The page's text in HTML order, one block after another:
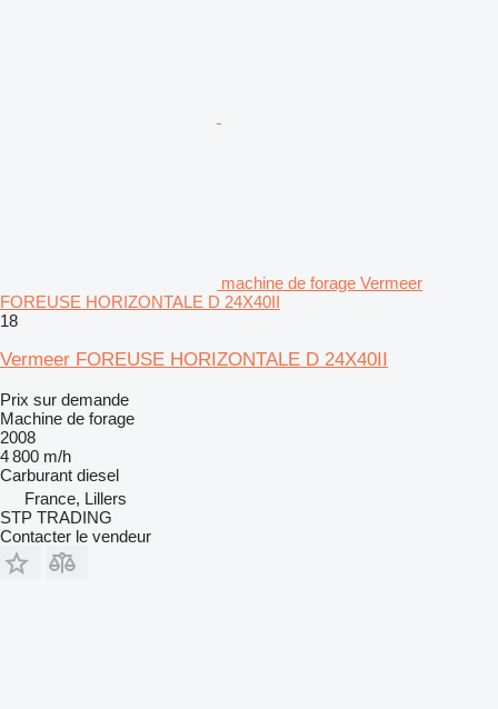
machine de forage Vermeer
FOREUSE HORIZONTALE D 24X40II
18
Vermeer FOREUSE HORIZONTALE D 24X40II
Prix sur demande
Machine de forage
2008
4 800 m/h
Carburant diesel
France, Lillers
STP TRADING
Contacter le vendeur